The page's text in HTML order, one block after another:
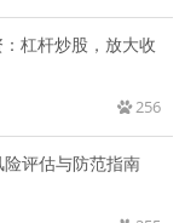
杠杆炒股，放大收
256
评估与防范指南